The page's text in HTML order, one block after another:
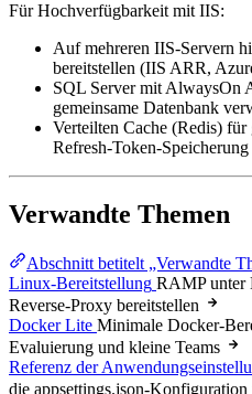
Für Hochverfügbarkeit mit IIS:
Auf mehreren IIS-Servern
bereitstellen (IIS ARR,
SQL Server mit AlwaysOn
gemeinsame Datenbank
Verteilten Cache (Redis) für
Refresh-Token-
Verwandte Themen
Abschnitt betitelt „Verwandte
Linux-Bereitstellung RAMP unter
Reverse-Proxy bereitstellen
Docker Lite Minimale Docker-
Evaluierung und kleine Teams
Referenz der
die appsettings.json-